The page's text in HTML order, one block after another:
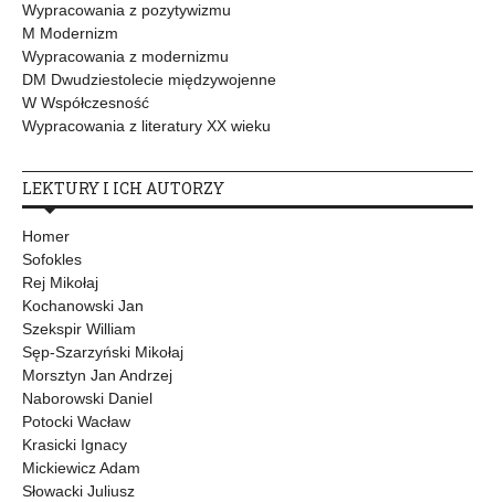
Wypracowania z pozytywizmu
M Modernizm
Wypracowania z modernizmu
DM Dwudziestolecie międzywojenne
W Współczesność
Wypracowania z literatury XX wieku
LEKTURY I ICH AUTORZY
Homer
Sofokles
Rej Mikołaj
Kochanowski Jan
Szekspir William
Sęp-Szarzyński Mikołaj
Morsztyn Jan Andrzej
Naborowski Daniel
Potocki Wacław
Krasicki Ignacy
Mickiewicz Adam
Słowacki Juliusz